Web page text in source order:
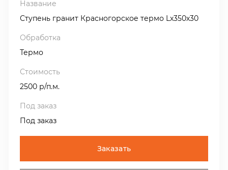
Ступень гранит Красногорское термо Lх350х30
Термо
2500 р/п.м.
Под заказ
Заказать